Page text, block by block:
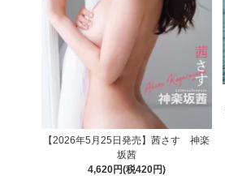
【2026年5月25日発売】茜さす 神楽
坂茜
4,620円(税420円)